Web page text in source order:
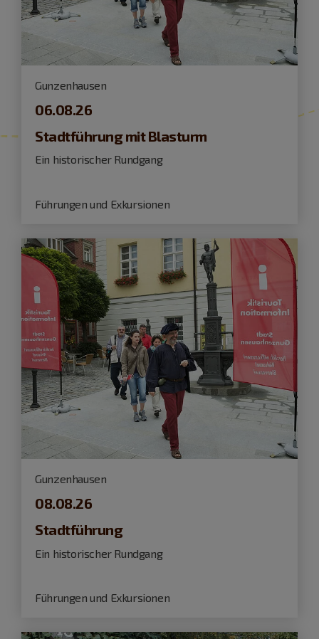
Gunzenhausen
06.08.26
Stadtführung mit Blasturm
Ein historischer Rundgang
Führungen und Exkursionen
Gunzenhausen
08.08.26
Stadtführung
Ein historischer Rundgang
Führungen und Exkursionen